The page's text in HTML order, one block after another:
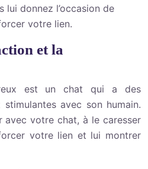
lui donnez l’occasion de
votre lien.
et la
est un chat qui a des
avec son humain.
avec votre chat, à le caresser
votre lien et lui montrer